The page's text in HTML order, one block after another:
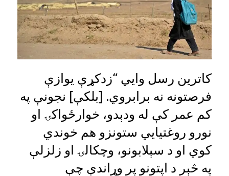
کاترین رسل وايي “زدکړې یوازې
فرصتونه نه برابروي. [بلکې] نجونې په
کم عمر کې له ودېدو، خوارځواکۍ او
نورو روغتیايي ستونزو هم خوندي
کوي او د سېلابونو، وچکالۍ او زلزلې
په څېر د اپتونو پر وړاندې چې